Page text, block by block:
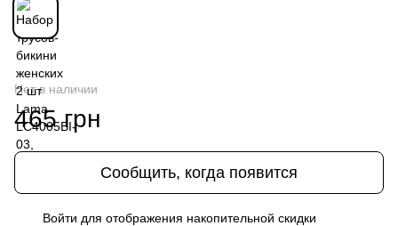
Нет в наличии
465 грн
Сообщить, когда появится
Войти для отображения накопительной скидки